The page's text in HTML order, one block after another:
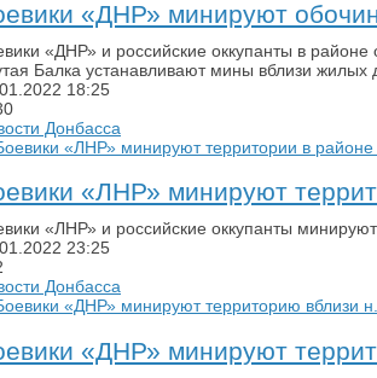
«ДНР» минируют
«ДНР» и российские оккупанты в
Балка устанавливают мины вблизи жилых
18:25
Донбасса
«ЛНР» минируют
«ЛНР» и российские оккупанты
23:25
Донбасса
«ДНР» минируют